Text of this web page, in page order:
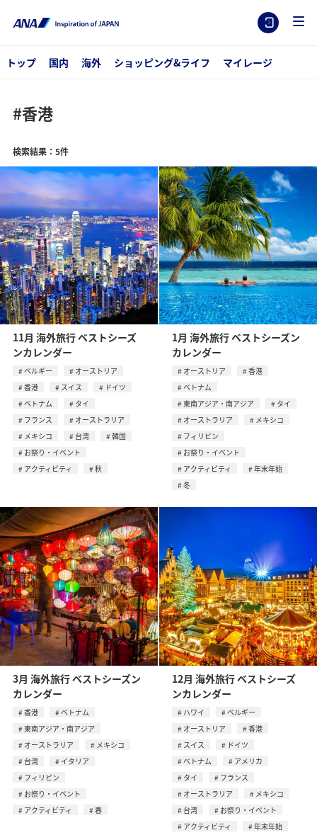
トップ 国内 海外 ショッピング&ライフ マイレージ
#香港
検索結果：5件
11月 海外旅行 ベストシーズ
ンカレンダー
ベルギー
オーストリア
香港
スイス
ドイツ
ベトナム
タイ
フランス
オーストラリア
メキシコ
台湾
韓国
お祭り・イベント
アクティビティ
秋
1月 海外旅行 ベストシーズン
カレンダー
オーストリア
香港
ベトナム
東南アジア・南アジア
タイ
オーストラリア
メキシコ
フィリピン
お祭り・イベント
アクティビティ
年末年始
冬
3月 海外旅行 ベストシーズン
カレンダー
香港
ベトナム
東南アジア・南アジア
オーストラリア
メキシコ
台湾
イタリア
フィリピン
お祭り・イベント
アクティビティ
春
12月 海外旅行 ベストシーズ
ンカレンダー
ハワイ
ベルギー
オーストリア
香港
スイス
ドイツ
ベトナム
アメリカ
タイ
フランス
オーストラリア
メキシコ
台湾
お祭り・イベント
アクティビティ
年末年始